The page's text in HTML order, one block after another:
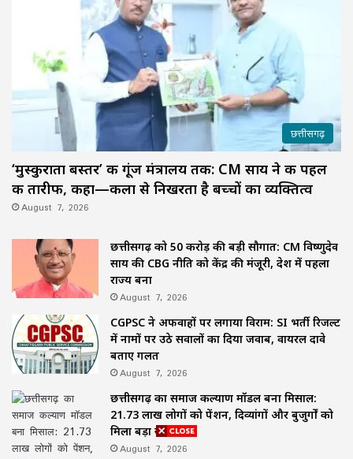
छत्तीसगढ़
‘मुस्कुराता बस्तर’ की गूंज मंत्रालय तक: CM साय ने की पहल
की तारीफ, कहा—कला से निखरता है बच्चों का व्यक्तित्व
August 7, 2026
छत्तीसगढ़ को 50 करोड़ की बड़ी सौगात: CM विष्णुदेव
साय की CBG नीति को केंद्र की मंजूरी, देश में पहला
राज्य बना
August 7, 2026
CGPSC ने अफवाहों पर लगाया विराम: SI भर्ती रिजल्ट
में नामों पर उठे सवालों का दिया जवाब, वायरल दावे
बताए गलत
August 7, 2026
छत्तीसगढ़ का समाज कल्याण मॉडल बना मिसाल:
21.73 लाख लोगों को पेंशन, दिव्यांगों और बुजुर्गों को
मिला बड़ा सहारा
August 7, 2026